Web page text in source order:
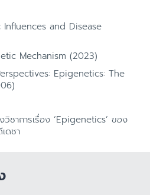
and Disease
Mechanism (2023)
Epigenetics: The
วิชาการเรื่อง ‘Epigenetics’ ของ
ดชา